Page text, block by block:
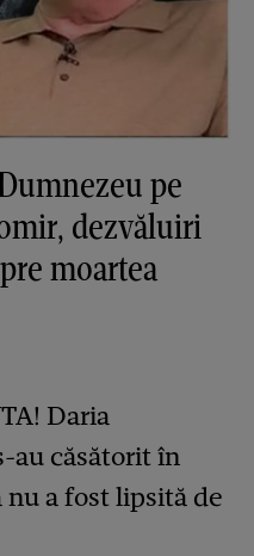
pe
dezvăluiri
moartea